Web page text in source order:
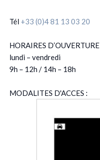
Tél +33 (0)4 81 13 03 20
HORAIRES D’OUVERTURE
lundi – vendredi
9h – 12h / 14h – 18h
MODALITES D'ACCES :